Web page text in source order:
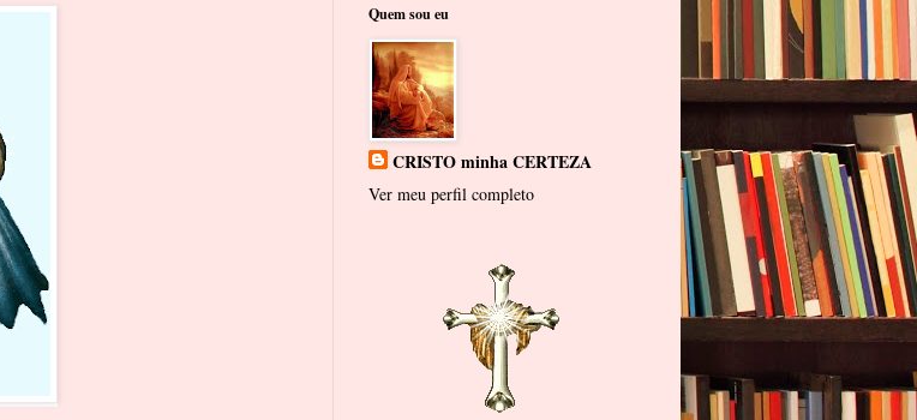
Quem sou eu
CRISTO minha CERTEZA
Ver meu perfil completo